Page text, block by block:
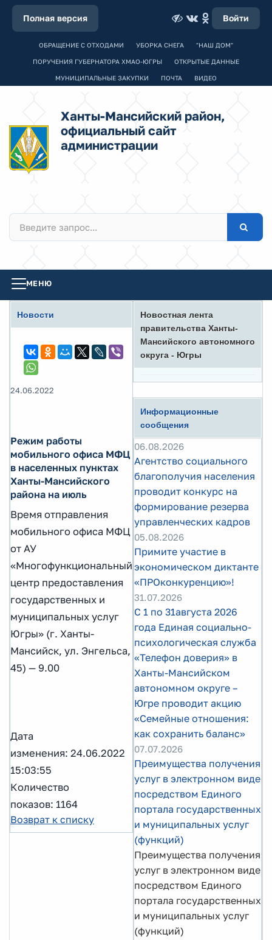
Полная версия Войти
ОБРАЩЕНИЕ С ОТХОДАМИ УБОРКА СНЕГА "НАШ ДОМ"
ПОРУЧЕНИЯ ГУБЕРНАТОРА ХМАО-ЮГРЫ ОТКРЫТЫЕ ДАННЫЕ
МУНИЦИПАЛЬНЫЕ ЗАКУПКИ ПОЧТА ВИДЕО
Ханты-Мансийский район,
официальный сайт
администрации
МЕНЮ
Новости
24.06.2022
Режим работы
мобильного офиса МФЦ
в населенных пунктах
Ханты-Мансийского
района на июль
Время отправления
мобильного офиса МФЦ
от АУ
«Многофункциональный
центр предоставления
государственных и
муниципальных услуг
Югры» (г. Ханты-
Мансийск, ул. Энгельса,
45) — 9.00
Дата
изменения: 24.06.2022
15:03:55
Количество
показов: 1164
Возврат к списку
Новостная лента
правительства Ханты-
Мансийского автономного
округа - Югры
Информационные
сообщения
06.08.2026
Агентство социального
благополучия населения
проводит конкурс на
формирование резерва
управленческих кадров
05.08.2026
Примите участие в
экономическом диктанте
«ПРОконкуренцию»!
31.07.2026
С 1 по 31августа 2026
года Единая социально-
психологическая служба
«Телефон доверия» в
Ханты-Мансийском
автономном округе –
Югре проводит акцию
«Семейные отношения:
как сохранить баланс»
07.07.2026
Преимущества получения
услуг в электронном виде
посредством Единого
портала государственных
и муниципальных услуг
(функций)
Преимущества получения
услуг в электронном виде
посредством Единого
портала государственных
и муниципальных услуг
(функций)